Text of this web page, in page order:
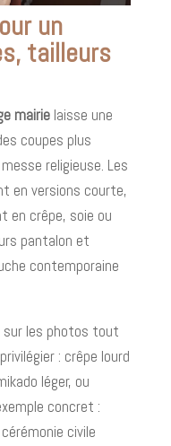
un
tailleurs
mairielaisse une
coupes plus
religieuse. Les
en versions courte,
en crêpe, soie ou
pantalon et
contemporaine
sur les photos tout
: crêpe lourd
léger, ou
concret :
civile